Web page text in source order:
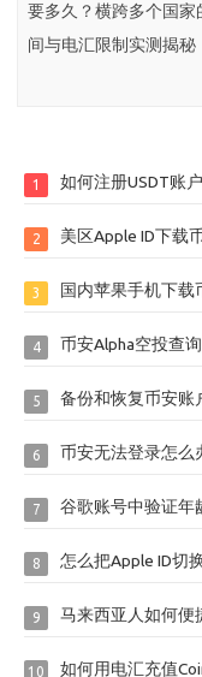
要多久？横跨多个国家
间与电汇限制实测揭秘
1 如何注册USDT账
2 美区Apple ID下载
3 国内苹果手机下载
4 币安Alpha空投查
5 备份和恢复币安账
6 币安无法登录怎么
7 谷歌账号中验证年
8 怎么把Apple ID切
9 马来西亚人如何便
10 如何用电汇充值